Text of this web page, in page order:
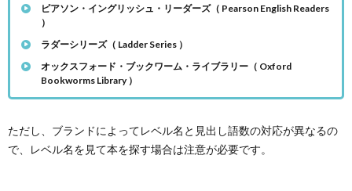
ピアソン・イングリッシュ・リーダーズ（ Pearson English Readers
）
ラダーシリーズ（ Ladder Series ）
オックスフォード・ブックワーム・ライブラリー（ Oxford
Bookworms Library ）
ただし、ブランドによってレベル名と見出し語数の対応が異なるの
で、レベル名を見て本を探す場合は注意が必要です。